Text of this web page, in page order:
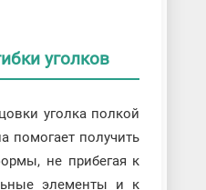
уголков
уголка полкой
помогает получить
не прибегая к
элементы и к